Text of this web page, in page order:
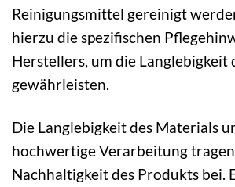
Reinigungsmittel gereinigt
hierzu die spezifischen
Herstellers, um die Langlebigkeit
gewährleisten.
Die Langlebigkeit des Materials
hochwertige Verarbeitung
Nachhaltigkeit des Produkts bei.